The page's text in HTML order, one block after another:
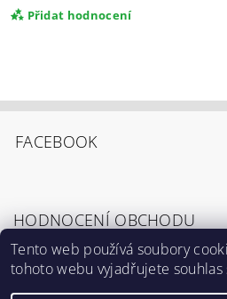
Přidat hodnocení
Souhlasím sPodmínkami
FACEBOOK
HODNOCENÍ OBCHODU
Zobrazit všechna hodnocení
Tento web používá soubory
tohoto webu vyjadřujete